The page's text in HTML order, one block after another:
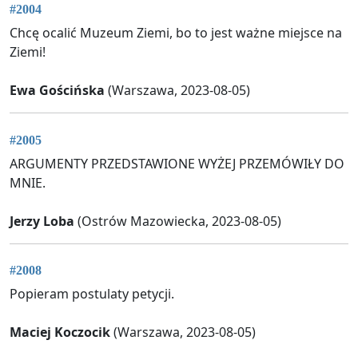
#2004
Chcę ocalić Muzeum Ziemi, bo to jest ważne miejsce na
Ziemi!
Ewa Gościńska (Warszawa, 2023-08-05)
#2005
ARGUMENTY PRZEDSTAWIONE WYŻEJ PRZEMÓWIŁY DO
MNIE.
Jerzy Loba (Ostrów Mazowiecka, 2023-08-05)
#2008
Popieram postulaty petycji.
Maciej Koczocik(Warszawa, 2023-08-05)